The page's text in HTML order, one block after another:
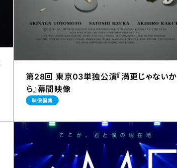
第28回 東京03単独公演『満更じゃないか
ら』幕間映像
映像編集